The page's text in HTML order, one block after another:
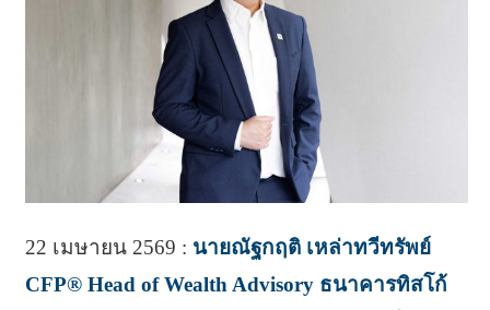
22 เมษายน 2569 : นายณัฐกฤติ เหล่าทวีทรัพย์
CFP® Head of Wealth Advisory ธนาคารทิสโก้